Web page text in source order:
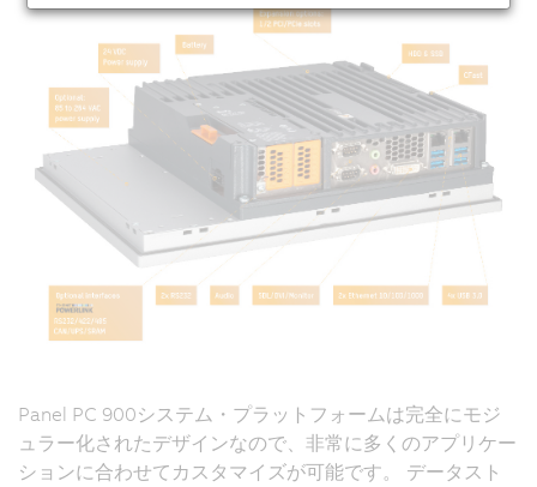
Panel PC 900システム・プラットフォームは完全にモジ
ュラー化されたデザインなので、非常に多くのアプリケー
ションに合わせてカスタマイズが可能です。 データスト